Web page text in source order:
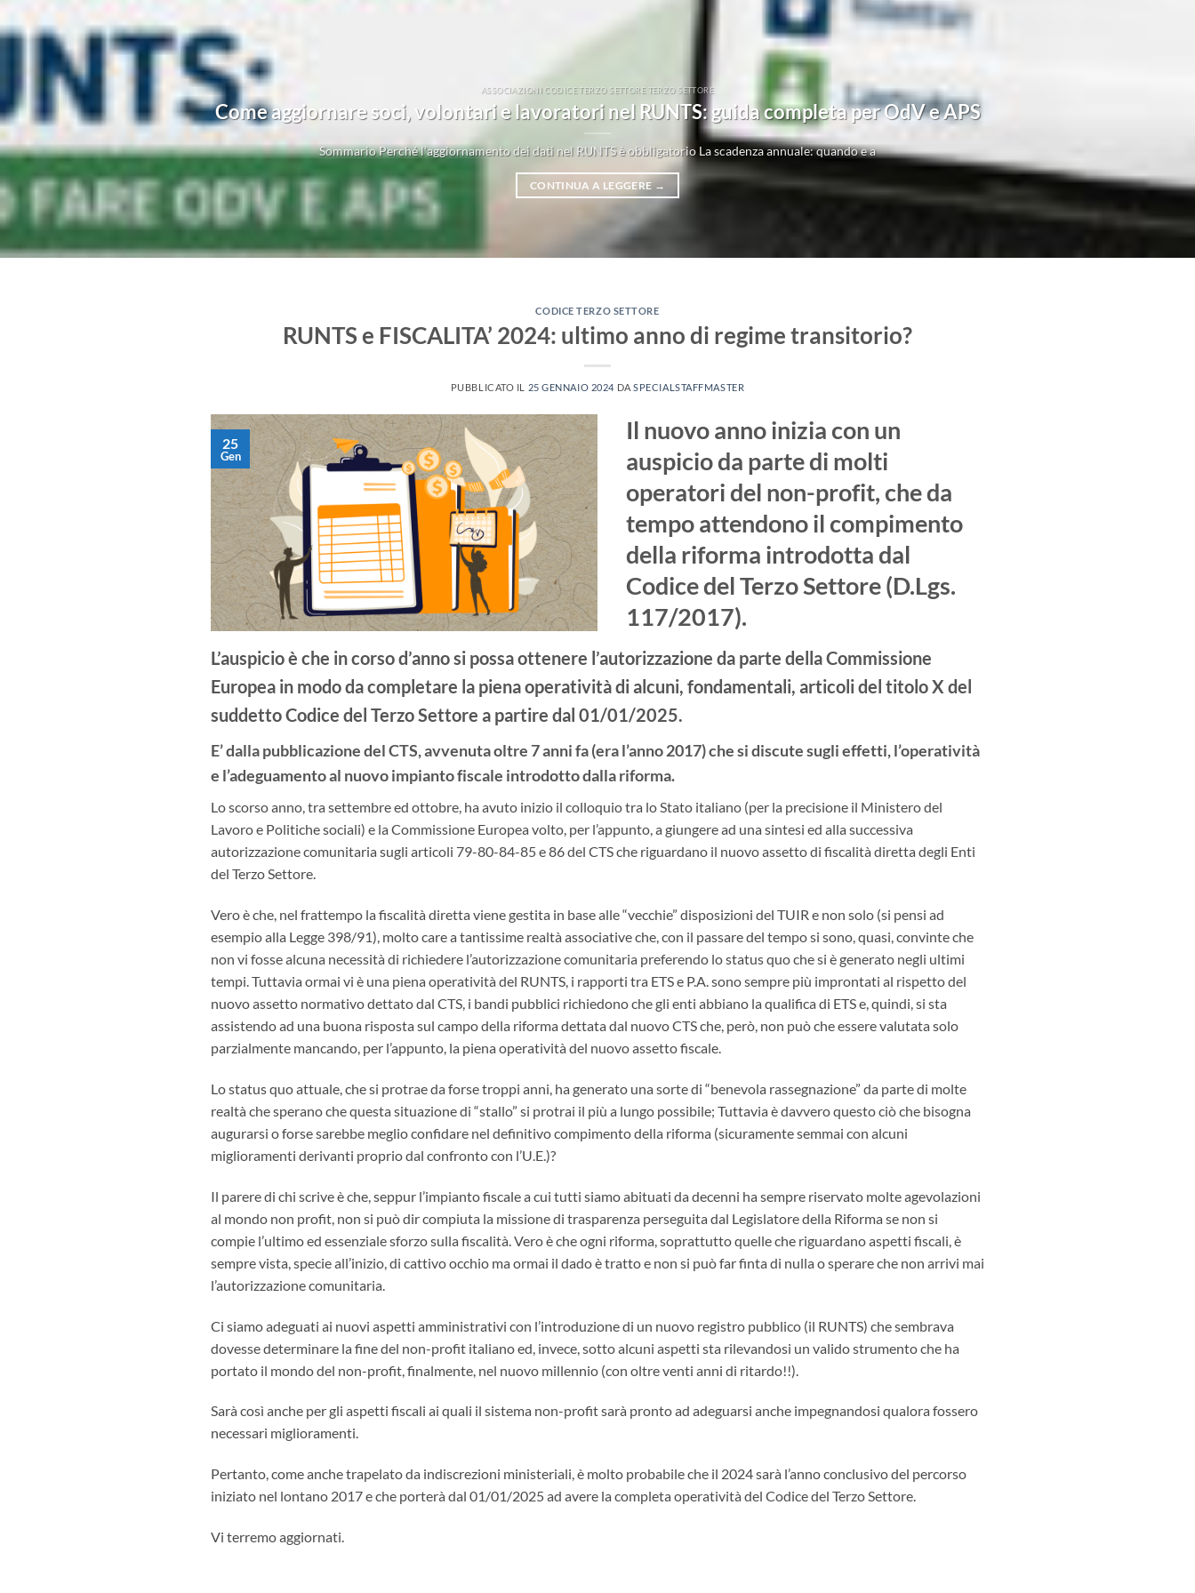
ASSOCIAZIONI CODICE TERZO SETTORE TERZO SETTORE
Come aggiornare soci, volontari e lavoratori nel RUNTS: guida completa per OdV e APS
Sommario Perché l’aggiornamento dei dati nel RUNTS è obbligatorio La scadenza annuale: quando e a
CONTINUA A LEGGERE →
CODICE TERZO SETTORE
RUNTS e FISCALITA’ 2024: ultimo anno di regime transitorio?
PUBBLICATO IL 25 GENNAIO 2024 DASPECIALSTAFFMASTER
25
Gen
Il nuovo anno inizia con un
auspicio da parte di molti
operatori del non-profit, che da
tempo attendono il compimento
della riforma introdotta dal
Codice del Terzo Settore (D.Lgs.
117/2017).
L’auspicio è che in corso d’anno si possa ottenere l’autorizzazione da parte della Commissione
Europea in modo da completare la piena operatività di alcuni, fondamentali, articoli del titolo X del
suddetto Codice del Terzo Settore a partire dal 01/01/2025.
E’ dalla pubblicazione del CTS, avvenuta oltre 7 anni fa (era l’anno 2017) che si discute sugli effetti, l’operatività
e l’adeguamento al nuovo impianto fiscale introdotto dalla riforma.
Lo scorso anno, tra settembre ed ottobre, ha avuto inizio il colloquio tra lo Stato italiano (per la precisione il Ministero del
Lavoro e Politiche sociali) e la Commissione Europea volto, per l’appunto, a giungere ad una sintesi ed alla successiva
autorizzazione comunitaria sugli articoli 79-80-84-85 e 86 del CTS che riguardano il nuovo assetto di fiscalità diretta degli Enti
del Terzo Settore.
Vero è che, nel frattempo la fiscalità diretta viene gestita in base alle “vecchie” disposizioni del TUIR e non solo (si pensi ad
esempio alla Legge 398/91), molto care a tantissime realtà associative che, con il passare del tempo si sono, quasi, convinte che
non vi fosse alcuna necessità di richiedere l’autorizzazione comunitaria preferendo lo status quo che si è generato negli ultimi
tempi. Tuttavia ormai vi è una piena operatività del RUNTS, i rapporti tra ETS e P.A. sono sempre più improntati al rispetto del
nuovo assetto normativo dettato dal CTS, i bandi pubblici richiedono che gli enti abbiano la qualifica di ETS e, quindi, si sta
assistendo ad una buona risposta sul campo della riforma dettata dal nuovo CTS che, però, non può che essere valutata solo
parzialmente mancando, per l’appunto, la piena operatività del nuovo assetto fiscale.
Lo status quo attuale, che si protrae da forse troppi anni, ha generato una sorte di “benevola rassegnazione” da parte di molte
realtà che sperano che questa situazione di “stallo” si protrai il più a lungo possibile; Tuttavia è davvero questo ciò che bisogna
augurarsi o forse sarebbe meglio confidare nel definitivo compimento della riforma (sicuramente semmai con alcuni
miglioramenti derivanti proprio dal confronto con l’U.E.)?
Il parere di chi scrive è che, seppur l’impianto fiscale a cui tutti siamo abituati da decenni ha sempre riservato molte agevolazioni
al mondo non profit, non si può dir compiuta la missione di trasparenza perseguita dal Legislatore della Riforma se non si
compie l’ultimo ed essenziale sforzo sulla fiscalità. Vero è che ogni riforma, soprattutto quelle che riguardano aspetti fiscali, è
sempre vista, specie all’inizio, di cattivo occhio ma ormai il dado è tratto e non si può far finta di nulla o sperare che non arrivi mai
l’autorizzazione comunitaria.
Ci siamo adeguati ai nuovi aspetti amministrativi con l’introduzione di un nuovo registro pubblico (il RUNTS) che sembrava
dovesse determinare la fine del non-profit italiano ed, invece, sotto alcuni aspetti sta rilevandosi un valido strumento che ha
portato il mondo del non-profit, finalmente, nel nuovo millennio (con oltre venti anni di ritardo!!).
Sarà così anche per gli aspetti fiscali ai quali il sistema non-profit sarà pronto ad adeguarsi anche impegnandosi qualora fossero
necessari miglioramenti.
Pertanto, come anche trapelato da indiscrezioni ministeriali, è molto probabile che il 2024 sarà l’anno conclusivo del percorso
iniziato nel lontano 2017 e che porterà dal 01/01/2025 ad avere la completa operatività del Codice del Terzo Settore.
Vi terremo aggiornati.